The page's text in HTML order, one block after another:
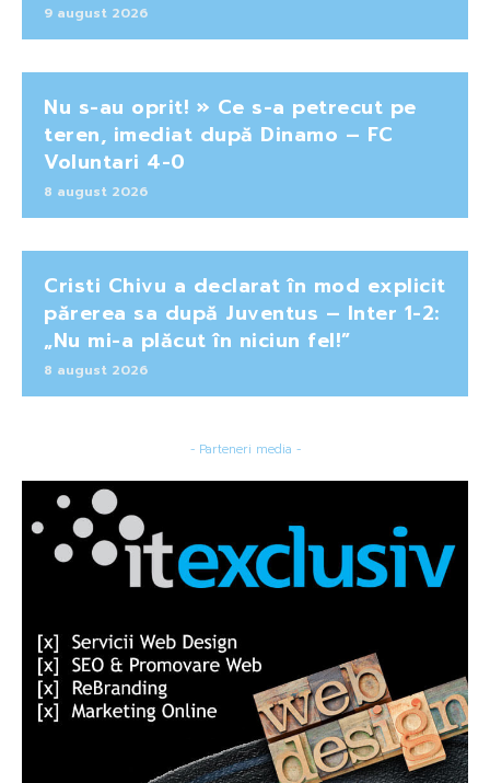
9 august 2026
Nu s-au oprit! » Ce s-a petrecut pe
teren, imediat după Dinamo – FC
Voluntari 4-0
8 august 2026
Cristi Chivu a declarat în mod explicit
părerea sa după Juventus – Inter 1-2:
„Nu mi-a plăcut în niciun fel!”
8 august 2026
- Parteneri media -